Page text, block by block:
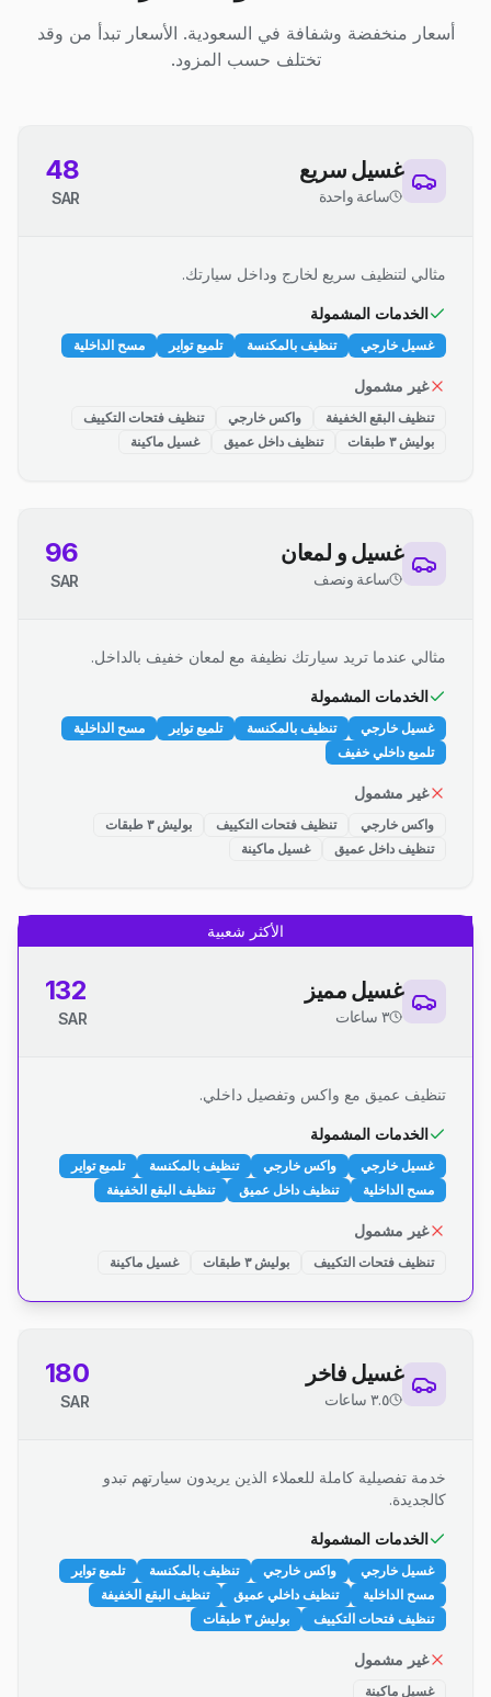
أسعار منخفضة وشفافة في السعودية. الأسعار تبدأ من وقد
تختلف حسب المزود.
غسيل سريع
ساعة واحدة
48
SAR
مثالي لتنظيف سريع لخارج وداخل سيارتك.
الخدمات المشمولة
غسيل خارجي تنظيف بالمكنسة تلميع تواير مسح الداخلية
غير مشمول
تنظيف البقع الخفيفة واكس خارجي
تنظيف فتحات التكييف
بوليش ٣ طبقات
تنظيف داخل عميق غسيل ماكينة
غسيل و لمعان
ساعة ونصف
96
SAR
مثالي عندما تريد سيارتك نظيفة مع لمعان خفيف بالداخل.
الخدمات المشمولة
غسيل خارجي تنظيف بالمكنسة تلميع تواير
مسح الداخلية
تلميع داخلي خفيف
غير مشمول
واكس خارجي تنظيف فتحات التكييف
بوليش ٣ طبقات
تنظيف داخل عميق
غسيل ماكينة
الأكثر شعبية
غسيل مميز
٣ ساعات
132
SAR
تنظيف عميق مع واكس وتفصيل داخلي.
الخدمات المشمولة
غسيل خارجي واكس خارجي تنظيف بالمكنسة
تلميع تواير
مسح الداخلية
تنظيف داخل عميق تنظيف البقع الخفيفة
غير مشمول
تنظيف فتحات التكييف بوليش ٣ طبقات غسيل ماكينة
غسيل فاخر
٣.٥ ساعات
180
SAR
خدمة تفصيلية كاملة للعملاء الذين يريدون سيارتهم تبدو
كالجديدة.
الخدمات المشمولة
غسيل خارجي واكس خارجي تنظيف بالمكنسة
تلميع تواير
مسح الداخلية
تنظيف داخلي عميق
تنظيف البقع الخفيفة
تنظيف فتحات التكييف
بوليش ٣ طبقات
غير مشمول
غسيل ماكينة